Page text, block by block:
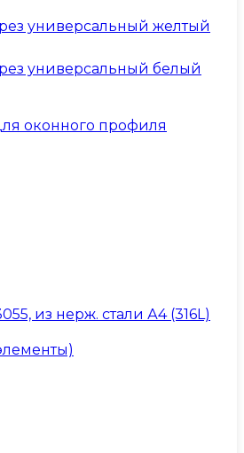
универсальный желтый
универсальный белый
оконного профиля
из нерж. стали А4 (316L)